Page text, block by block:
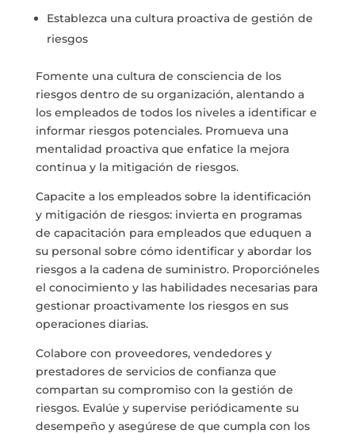
Establezca una cultura proactiva de gestión de
riesgos
Fomente una cultura de consciencia de los
riesgos dentro de su organización, alentando a
los empleados de todos los niveles a identificar e
informar riesgos potenciales. Promueva una
mentalidad proactiva que enfatice la mejora
continua y la mitigación de riesgos.
Capacite a los empleados sobre la identificación
y mitigación de riesgos: invierta en programas
de capacitación para empleados que eduquen a
su personal sobre cómo identificar y abordar los
riesgos a la cadena de suministro. Proporcióneles
el conocimiento y las habilidades necesarias para
gestionar proactivamente los riesgos en sus
operaciones diarias.
Colabore con proveedores, vendedores y
prestadores de servicios de confianza que
compartan su compromiso con la gestión de
riesgos. Evalúe y supervise periódicamente su
desempeño y asegúrese de que cumpla con los